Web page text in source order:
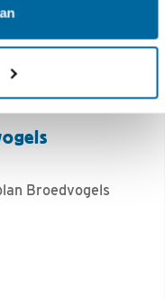
Broedvogels